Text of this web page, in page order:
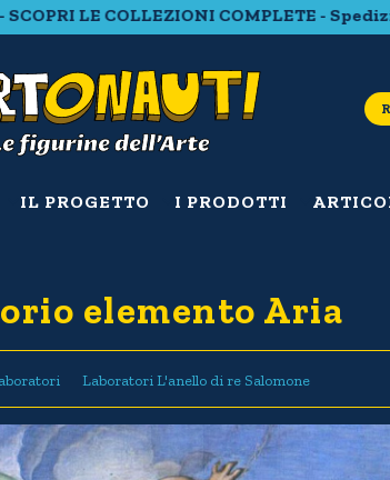
COMPLETE - Spedizione
IL PROGETTO I PRODOTTI
elemento Aria
Laboratori L'anello di re Salomone